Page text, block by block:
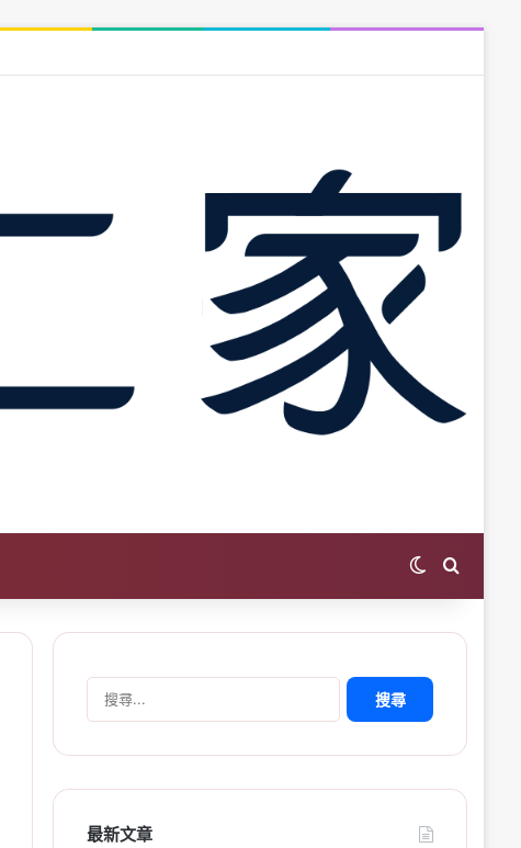
Switch skin
搜
尋
鍵
最新文章